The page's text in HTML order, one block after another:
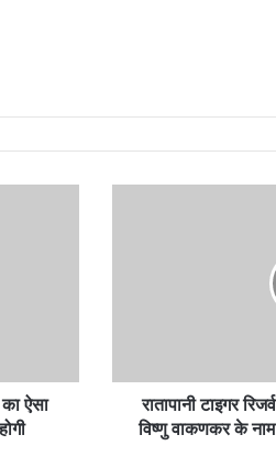
ऐसा
रातापानी टाइगर
विष्णु वाकणकर के नाम